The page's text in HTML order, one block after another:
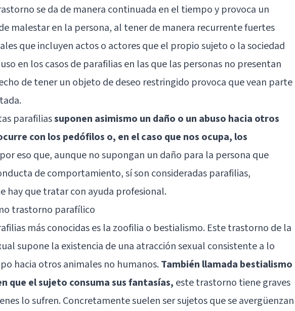
se da de manera continuada en el tiempo y provoca un
malestar en la persona, al tener de manera recurrente fuertes
que incluyen actos o actores que el propio sujeto o la sociedad
en los casos de parafilias en las que las personas no presentan
de tener un objeto de deseo restringido provoca que vean parte
parafiliassuponen asimismo un daño o un abuso hacia otros
con los pedófilos o, en el caso que nos ocupa, los
por eso que, aunque no supongan un daño para la persona que
de comportamiento, sí son consideradas parafilias,
hay que tratar con ayuda profesional.
trastorno parafílico
más conocidas es la zoofilia o bestialismo. Este trastorno de la
supone la existencia de una atracción sexual consistente a lo
hacia otros animales no humanos.También llamada bestialismo
que el sujeto consuma sus fantasías, este trastorno tiene graves
lo sufren. Concretamente suelen ser sujetos que se avergüenzan